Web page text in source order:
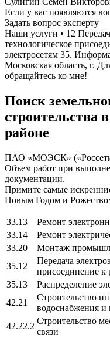
Если у вас появляются
Задать вопрос эксперту
Наши услуги • 12
технологическое
электросетям 35.
Московская область, г.
обращайтесь ко мне!
Поиск
строительства
районе
ПАО «МОЭСК»
Объем работ при
документации.
Примите самые
Новым Годом и
33.13
Ремонт
33.14
Ремонт
33.20
Монтаж
35.12
Передача
присоединение к
35.13
Распределение
42.21
Строительство
водоснабжения и
42.22.2
Строительство
связи